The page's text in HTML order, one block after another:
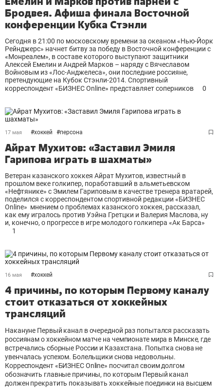
Бродвея. Афиша финала Восточной
конференции Кубка Стэнли
Сегодня в 21:00 по московскому времени за океаном «Нью-Йорк
Рейнджерс» начнет битву за победу в Восточной конференции с
«Монреалем», в составе которого выступают защитники
Алексей Емелин и Андрей Марков – наряду с Вячеславом
Войновым из «Лос-Анджелеса», они последние россияне,
претендующие на Кубок Стэнли-2014. Спортивный
корреспондент «БИЗНЕС Online» представляет соперников
0
17 мая #хоккей #персона
Айрат Мухитов: «Заставил Эмиля
Гарипова играть в шахматы»
Ветеран казанского хоккея Айрат Мухитов, известный в
прошлом веке голкипер, поработавший в альметьевском
«Нефтянике» с Эмилем Гариповым в качестве тренера вратарей,
поделился с корреспондентом спортивной редакции «БИЗНЕС
Оnline» мнением о проблемах казанского хоккея, рассказал,
как ему игралось против Уэйна Гретцки и Валерия Маслова, ну
и, конечно, о прогрессе в игре молодого голкипера «Ак Барса»
1
16 мая #хоккей
4 причины, по которым Первому каналу
стоит отказаться от хоккейных
трансляций
Накануне Первый канал в очередной раз попытался рассказать
россиянам о хоккейном матче на чемпионате мира в Минске, где
встречались сборные России и Казахстана. Попытка снова не
увенчалась успехом. Болельщики снова недовольны.
Корреспондент «БИЗНЕС Online» посчитал своим долгом
обозначить главные причины, по которым Первый канал
должен прекратить показывать хоккейные поединки на высшем